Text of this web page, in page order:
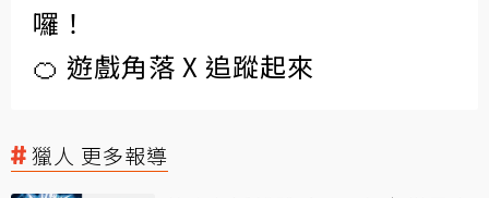
囉！
🍊 遊戲角落 X 追蹤起來
獵人 更多報導